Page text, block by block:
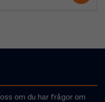
om du har frågor om